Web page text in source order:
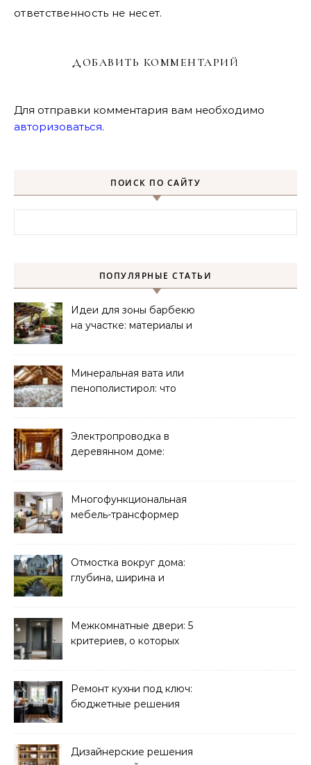
ответственность не несет.
ДОБАВИТЬ КОММЕНТАРИЙ
Для отправки комментария вам необходимо
авторизоваться.
ПОИСК ПО САЙТУ
ПОПУЛЯРНЫЕ СТАТЬИ
Идеи для зоны барбекю
на участке: материалы и
Минеральная вата или
пенополистирол: что
Электропроводка в
деревянном доме:
Многофункциональная
мебель-трансформер
Отмостка вокруг дома:
глубина, ширина и
Межкомнатные двери: 5
критериев, о которых
Ремонт кухни под ключ:
бюджетные решения
Дизайнерские решения